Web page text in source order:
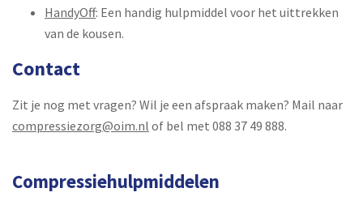
HandyOff: Een handig hulpmiddel voor het uittrekken
van de kousen.
Contact
Zit je nog met vragen? Wil je een afspraak maken? Mail naar
compressiezorg@oim.nl of bel met 088 37 49 888.
Compressiehulpmiddelen